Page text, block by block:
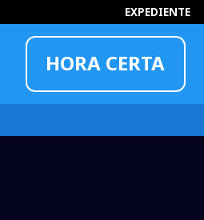
EXPEDIENTE
HORA CERTA
14:27:16